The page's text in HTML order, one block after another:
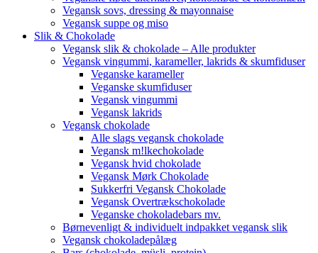
Vegansk sovs, dressing & mayonnaise
Vegansk suppe og miso
Slik & Chokolade
Vegansk slik & chokolade – Alle produkter
Vegansk vingummi, karameller, lakrids & skumfiduser
Veganske karameller
Veganske skumfiduser
Vegansk vingummi
Vegansk lakrids
Vegansk chokolade
Alle slags vegansk chokolade
Vegansk m!lkechokolade
Vegansk hvid chokolade
Vegansk Mørk Chokolade
Sukkerfri Vegansk Chokolade
Vegansk Overtrækschokolade
Veganske chokoladebars mv.
Børnevenligt & individuelt indpakket vegansk slik
Vegansk chokoladepålæg